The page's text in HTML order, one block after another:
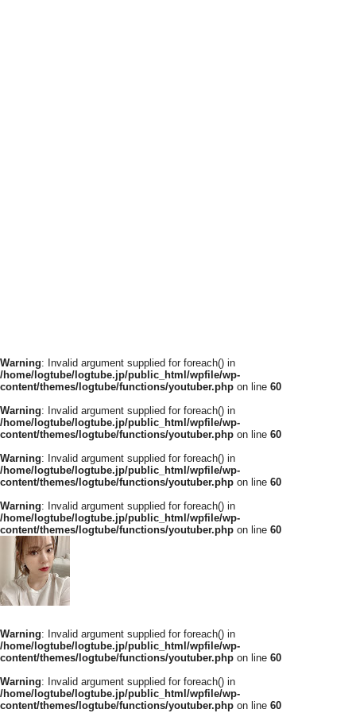
Warning: Invalid argument supplied for foreach() in
/home/logtube/logtube.jp/public_html/wpfile/wp-
content/themes/logtube/functions/youtuber.php on line 60
Warning: Invalid argument supplied for foreach() in
/home/logtube/logtube.jp/public_html/wpfile/wp-
content/themes/logtube/functions/youtuber.php on line 60
Warning: Invalid argument supplied for foreach() in
/home/logtube/logtube.jp/public_html/wpfile/wp-
content/themes/logtube/functions/youtuber.php on line 60
Warning: Invalid argument supplied for foreach() in
/home/logtube/logtube.jp/public_html/wpfile/wp-
content/themes/logtube/functions/youtuber.php on line 60
Warning: Invalid argument supplied for foreach() in
/home/logtube/logtube.jp/public_html/wpfile/wp-
content/themes/logtube/functions/youtuber.php on line 60
Warning: Invalid argument supplied for foreach() in
/home/logtube/logtube.jp/public_html/wpfile/wp-
content/themes/logtube/functions/youtuber.php on line 60